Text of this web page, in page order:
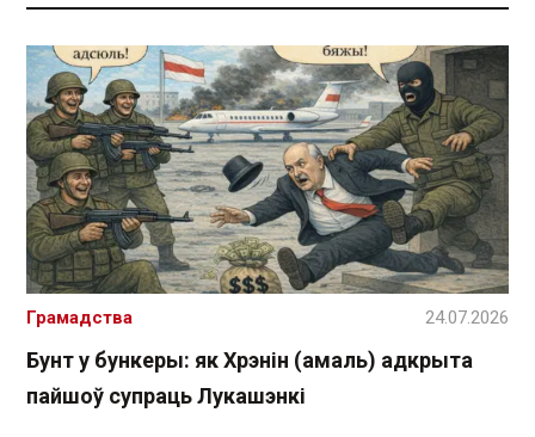
Бунт у бункеры: як Хрэнін (амаль) адкрыта
пайшоў супраць Лукашэнкі
Грамадства 24.07.2026